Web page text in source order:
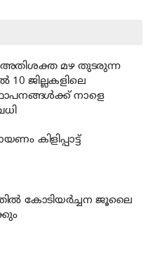
മഴ തുടരുന്ന
ജില്ലകളിലെ
നാളെ
കിളിപ്പാട്ട്
കോടിയര്‍ച്ചന ജൂലൈ